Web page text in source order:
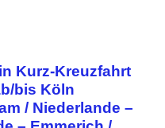
Kurz-Kreuzfahrt
bis Köln
/ Niederlande –